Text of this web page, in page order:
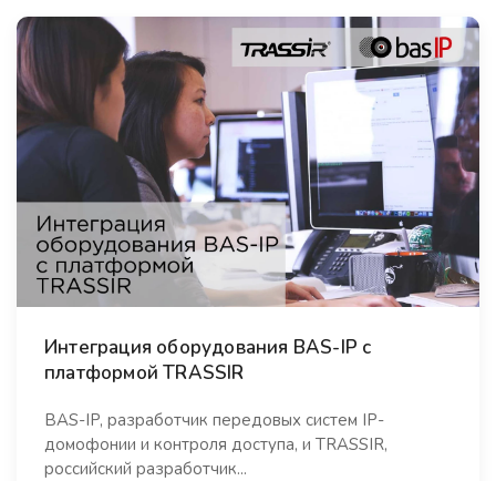
Интеграция оборудования BAS-IP с
платформой TRASSIR
BAS-IP, разработчик передовых систем IP-
домофонии и контроля доступа, и TRASSIR,
российский разработчик...